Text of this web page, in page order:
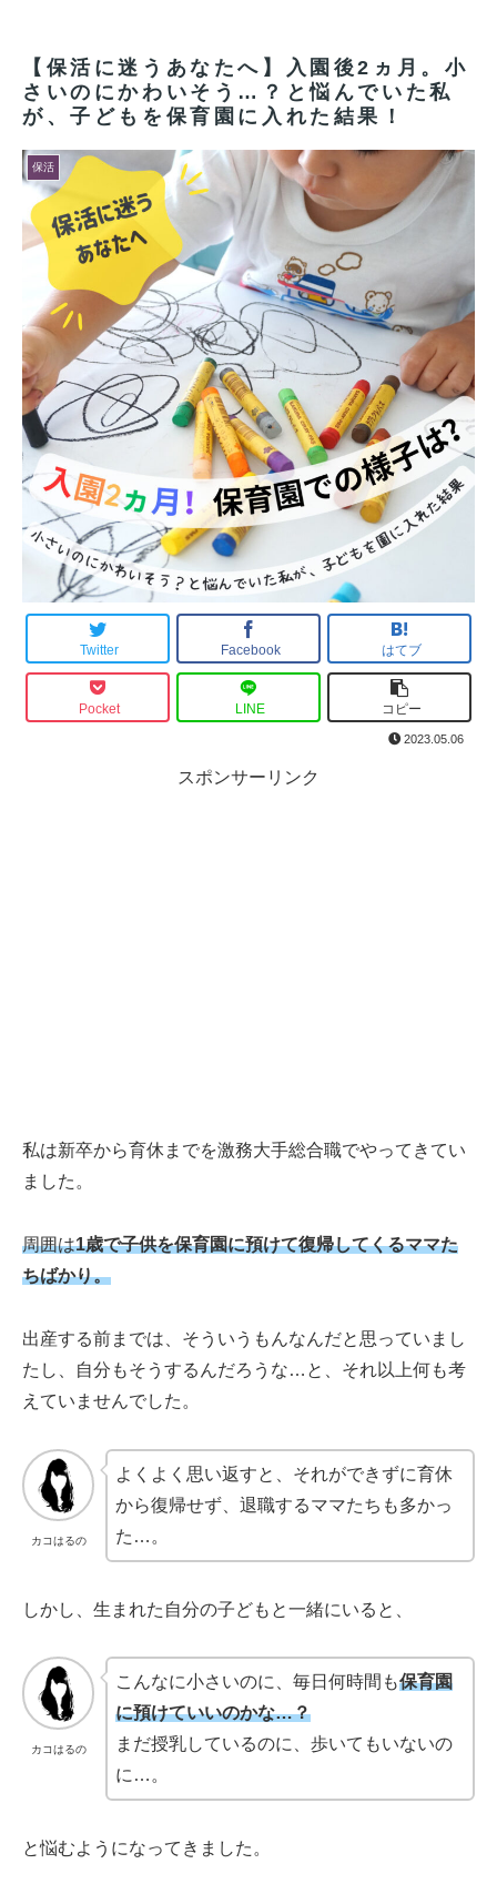
【保活に迷うあなたへ】入園後2ヵ月。小
さいのにかわいそう…？と悩んでいた私
が、子どもを保育園に入れた結果！
保活
Twitter Facebook はてブ
Pocket LINE コピー
2023.05.06
スポンサーリンク
私は新卒から育休までを激務大手総合職でやってきてい
ました。
周囲は1歳で子供を保育園に預けて復帰してくるママた
ちばかり。
出産する前までは、そういうもんなんだと思っていまし
たし、自分もそうするんだろうな…と、それ以上何も考
えていませんでした。
カコはるの
よくよく思い返すと、それができずに育休
から復帰せず、退職するママたちも多かっ
た…。
しかし、生まれた自分の子どもと一緒にいると、
カコはるの
こんなに小さいのに、毎日何時間も保育園
に預けていいのかな…？
まだ授乳しているのに、歩いてもいないの
に…。
と悩むようになってきました。